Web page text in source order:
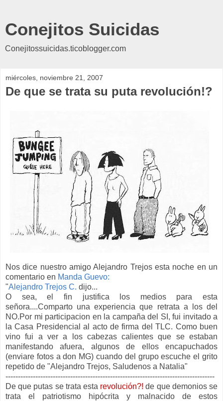
Conejitos Suicidas
Conejitossuicidas.ticoblogger.com
miércoles, noviembre 21, 2007
De que se trata su puta revolución!?
Nos dice nuestro amigo Alejandro Trejos esta noche en un
comentario en Manda Guevo:
"Alejandro Trejos C. dijo...
O sea, el fin justifica los medios para esta
señora....Comparto una experiencia que retrata a los del
NO.Por mi participacion en la campaña del SI, fui invitado a
la Casa Presidencial al acto de firma del TLC. Como buen
vino fui a ver a los cabezas calientes que se estaban
manifestando afuera, algunos de ellos encapuchados
(enviare fotos a don MG) cuando del grupo escuche el grito
repetido de "Alejandro Trejos, Saludenos a Natalia"
------------------------------------------------------------------------------------
De que putas se trata esta revolución?! de que demonios se
trata el patriotismo hipócrita y malnacido de estos